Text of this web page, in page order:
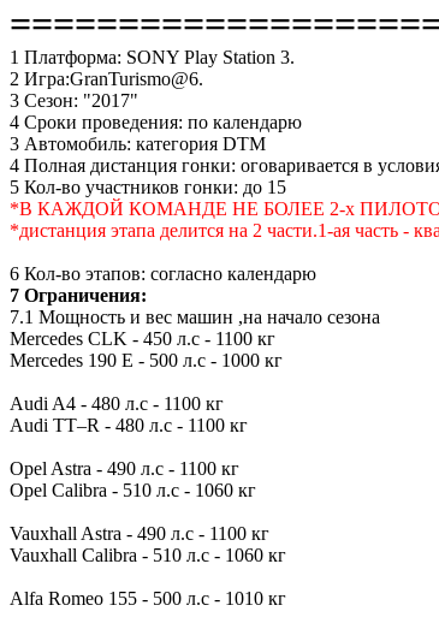
1 Платформа: SONY Play Station 3.
2 Игра:GranTurismo@6.
3 Сезон: "2017"
4 Сроки проведения: по календарю
3 Автомобиль: категория DTM
4 Полная дистанция гонки: оговаривается в
5 Кол-во участников гонки: до 15
*В КАЖДОЙ КОМАНДЕ НЕ БОЛЕЕ 2-х
*дистанция этапа делится на 2 части.1-ая часть -
6 Кол-во этапов: согласно календарю
7 Ограничения:
7.1 Мощность и вес машин ,на начало сезона
Mercedes CLK - 450 л.с - 1100 кг
Mercedes 190 E - 500 л.с - 1000 кг
Audi A4 - 480 л.с - 1100 кг
Audi TT–R - 480 л.с - 1100 кг
Opel Astra - 490 л.с - 1100 кг
Opel Calibra - 510 л.с - 1060 кг
Vauxhall Astra - 490 л.с - 1100 кг
Vauxhall Calibra - 510 л.с - 1060 кг
Alfa Romeo 155 - 500 л.с - 1010 кг